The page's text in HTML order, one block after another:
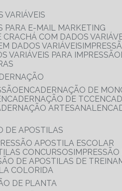
VARIÁVEIS
PARA E-MAIL MARKETING
CRACHÁ COM DADOS
DADOS VARIÁVEIS
VARIÁVEIS PARA IMPRESSÃO
ENCADERNAÇÃO DE
ENCADERNAÇÃO DE TCC
ARTESANAL
DE APOSTILAS
APOSTILA ESCOLAR
CONCURSOS
DE APOSTILAS DE
COLORIDA
DE PLANTA